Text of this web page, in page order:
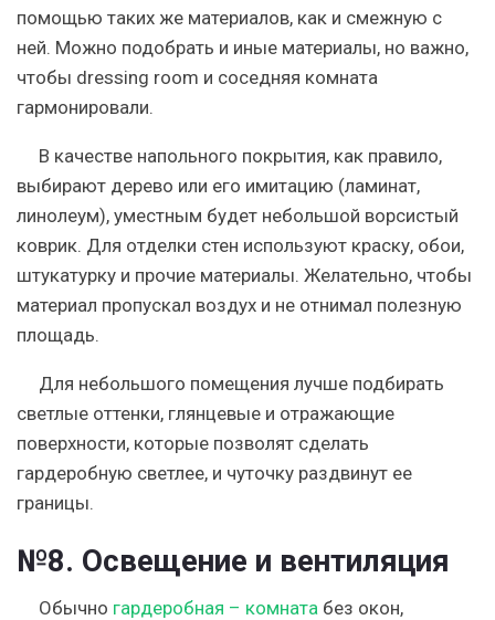
помощью таких же материалов, как и смежную с
ней. Можно подобрать и иные материалы, но важно,
чтобы dressing room и соседняя комната
гармонировали.
В качестве напольного покрытия, как правило,
выбирают дерево или его имитацию (ламинат,
линолеум), уместным будет небольшой ворсистый
коврик. Для отделки стен используют краску, обои,
штукатурку и прочие материалы. Желательно, чтобы
материал пропускал воздух и не отнимал полезную
площадь.
Для небольшого помещения лучше подбирать
светлые оттенки, глянцевые и отражающие
поверхности, которые позволят сделать
гардеробную светлее, и чуточку раздвинут ее
границы.
№8. Освещение и вентиляция
Обычно гардеробная – комната без окон,